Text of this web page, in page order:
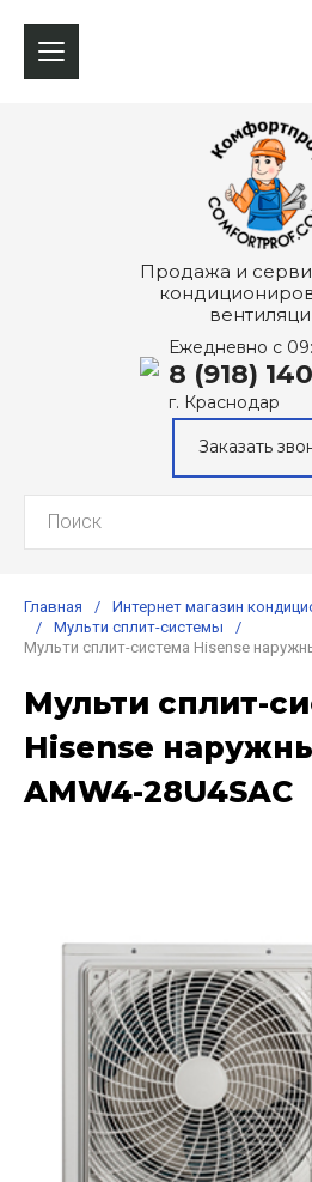
Продажа и
Ежедневно с
8 (918)
г. Краснодар
Заказать
Главная / Интернет магазин
/
Мульти сплит-системы
/
Мульти сплит-система Hisense
Мульти сплит-
Hisense
AMW4-28U4SAC